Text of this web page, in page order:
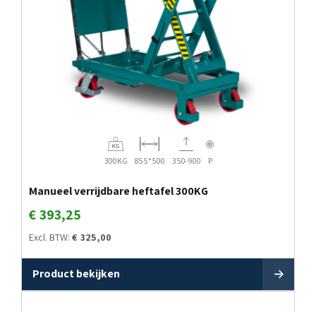
300KG 855*500 350-900 P
Manueel verrijdbare heftafel 300KG
€393,25
Excl. BTW: € 325,00
Product bekijken